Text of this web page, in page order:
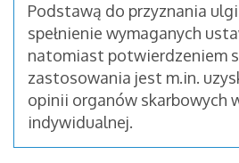
Podstawą do przyznania
spełnienie wymaganych
natomiast potwierdzeniem
zastosowania jest m.in.
opinii organów skarbowych
indywidualnej.